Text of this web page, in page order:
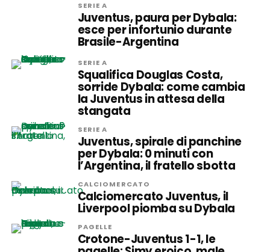
SERIE A
Juventus, paura per Dybala:
esce per infortunio durante
Brasile-Argentina
SERIE A
Squalifica Douglas Costa,
sorride Dybala: come cambia
la Juventus in attesa della
stangata
SERIE A
Juventus, spirale di panchine
per Dybala: 0 minuti con
l’Argentina, il fratello sbotta
CALCIOMERCATO
Calciomercato Juventus, il
Liverpool piomba su Dybala
PAGELLE
Crotone-Juventus 1-1, le